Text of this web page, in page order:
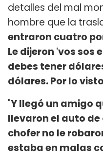
detalles del mal
hombre que la
entraron cuatro
Le dijeron 'vos sos
debes tener
dólares. Por lo
"Y llegó un amigo
llevaron el auto
chofer no le
estaba en malas